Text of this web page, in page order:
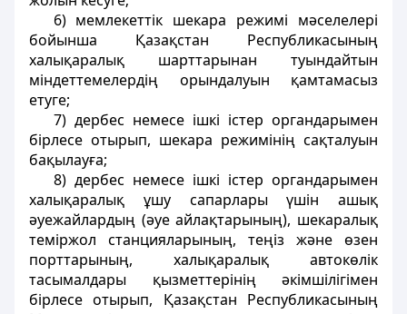
6) мемлекеттiк шекара режимі мәселелерi
бойынша Қазақстан Республикасының
халықаралық шарттарынан туындайтын
мiндеттемелердiң орындалуын қамтамасыз
етуге;
7) дербес немесе iшкi iстер органдарымен
бiрлесе отырып, шекара режимінің сақталуын
бақылауға;
8) дербес немесе iшкi iстер органдарымен
халықаралық ұшу сапарлары үшiн ашық
әуежайлардың (әуе айлақтарының), шекаралық
темiржол станцияларының, теңiз және өзен
порттарының, халықаралық автокөлік
тасымалдары қызметтерiнiң әкiмшiлiгiмен
бiрлесе отырып, Қазақстан Республикасының